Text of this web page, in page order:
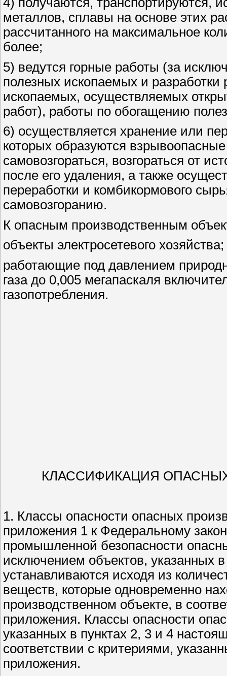
металлов, сплавы на основе этих
рассчитанного на максимальное
более;
5) ведутся горные работы (за
полезных ископаемых и
ископаемых, осуществляемых
работ), работы по обогащению
6) осуществляется хранение или
которых образуются
самовозгораться, возгораться от
после его удаления, а также
переработки и комбикормового
самовозгоранию.
К опасным производственным
объекты электросетевого хозяйства;
работающие под давлением
газа до 0,005 мегапаскаля
газопотребления.
КЛАССИФИКАЦИЯ
1. Классы опасности опасных
приложения 1 к Федеральному
промышленной безопасности
исключением объектов, указанных
устанавливаются исходя из
веществ, которые одновременно
производственном объекте, в
приложения. Классы опасности
указанных в пунктах 2, 3 и 4
соответствии с критериями,
приложения.